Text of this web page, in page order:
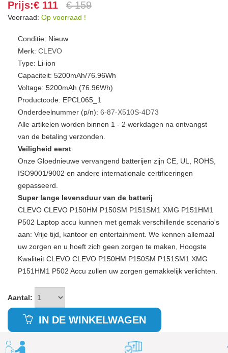
Prijs:€ 111 € 159
Voorraad: Op voorraad !
Conditie: Nieuw
Merk: CLEVO
Type: Li-ion
Capaciteit: 5200mAh/76.96Wh
Voltage: 5200mAh (76.96Wh)
Productcode: EPCL065_1
Onderdeelnummer (p/n): 6-87-X510S-4D73
Alle artikelen worden binnen 1 - 2 werkdagen na ontvangst
van de betaling verzonden.
Veiligheid eerst
Onze Gloednieuwe vervangend batterijen zijn CE, UL, ROHS,
ISO9001/9002 en andere internationale certificeringen
gepasseerd.
Super lange levensduur van de batterij
CLEVO CLEVO P150HM P150SM P151SM1 XMG P151HM1
P502 Laptop accu kunnen met gemak verschillende scenario's
aan: Vrije tijd, kantoor en entertainment. We kennen allemaal
uw zorgen en u hoeft zich geen zorgen te maken, Hoogste
Kwaliteit CLEVO CLEVO P150HM P150SM P151SM1 XMG
P151HM1 P502 Accu zullen uw zorgen gemakkelijk verlichten.
Aantal:
IN DE WINKELWAGEN